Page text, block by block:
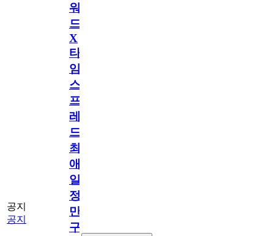
공지
공지
워
드
X
타
임
스
프
레
드]
최
애
일
정
만
구